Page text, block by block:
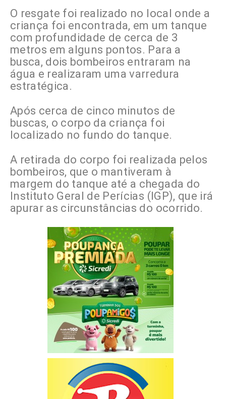
O resgate foi realizado no local onde a
criança foi encontrada, em um tanque
com profundidade de cerca de 3
metros em alguns pontos. Para a
busca, dois bombeiros entraram na
água e realizaram uma varredura
estratégica.
Após cerca de cinco minutos de
buscas, o corpo da criança foi
localizado no fundo do tanque.
A retirada do corpo foi realizada pelos
bombeiros, que o mantiveram à
margem do tanque até a chegada do
Instituto Geral de Perícias (IGP), que irá
apurar as circunstâncias do ocorrido.